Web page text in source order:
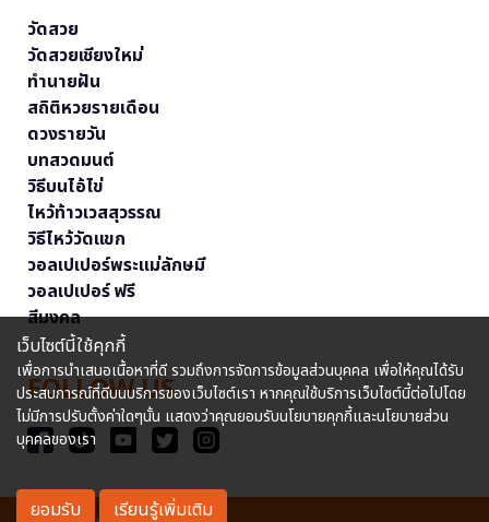
วัดสวย
วัดสวยเชียงใหม่
ทำนายฝัน
สถิติหวยรายเดือน
ดวงรายวัน
บทสวดมนต์
วิธีบนไอ้ไข่
ไหว้ท้าวเวสสุวรรณ
วิธีไหว้วัดแขก
วอลเปเปอร์พระแม่ลักษมี
วอลเปเปอร์ ฟรี
สีมงคล
FOLLOW US
เว็บไซต์นี้ใช้คุกกี้
เพื่อการนำเสนอเนื้อหาที่ดี รวมถึงการจัดการข้อมูลส่วนบุคคล เพื่อให้คุณได้รับ
ประสบการณ์ที่ดีบนบริการของเว็บไซต์เรา หากคุณใช้บริการเว็บไซต์นี้ต่อไปโดย
ไม่มีการปรับตั้งค่าใดๆนั้น แสดงว่าคุณยอมรับนโยบายคุกกี้และนโยบายส่วน
บุคคลของเรา
ยอมรับ เรียนรู้เพิ่มเติม